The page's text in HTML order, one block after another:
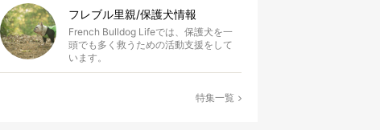
フレブル里親/保護犬情報
French Bulldog Lifeでは、保護犬を一
頭でも多く救うための活動支援をして
います。
特集一覧